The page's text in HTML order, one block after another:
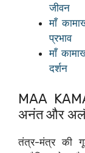
जीवन
माँ
प्रभाव
माँ
दर्शन
MAA
अनंत और
तंत्र-मंत्र की